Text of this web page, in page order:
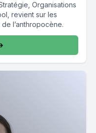
Organisations
revient sur les
l’anthropocène.